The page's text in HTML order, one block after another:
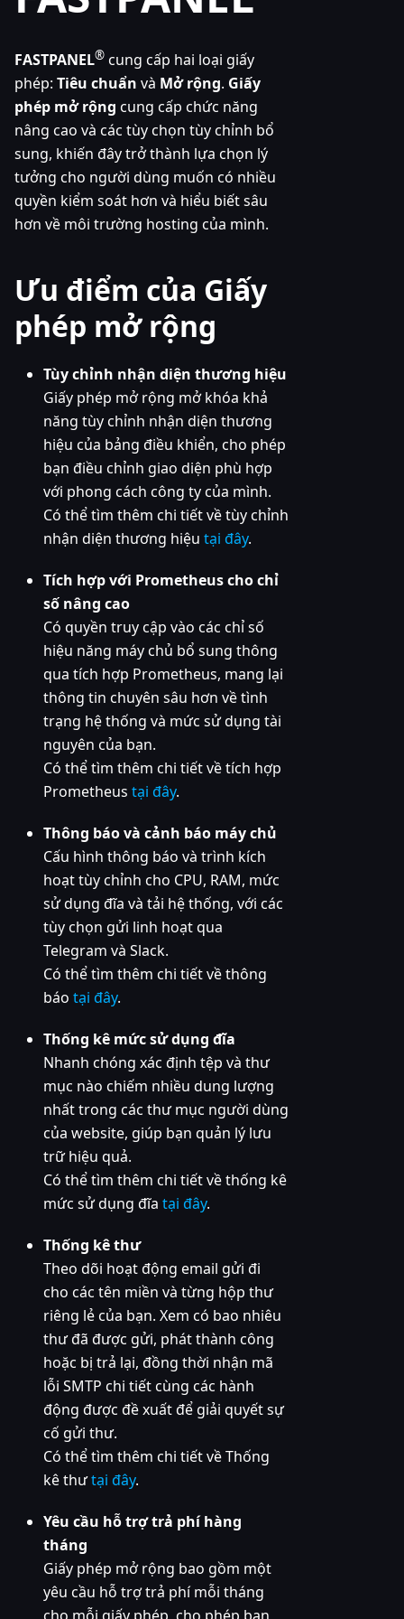
FASTPANEL® cung cấp hai loại giấy
phép: Tiêu chuẩn và Mở rộng. Giấy
phép mở rộng cung cấp chức năng
nâng cao và các tùy chọn tùy chỉnh bổ
sung, khiến đây trở thành lựa chọn lý
tưởng cho người dùng muốn có nhiều
quyền kiểm soát hơn và hiểu biết sâu
hơn về môi trường hosting của mình.
Ưu điểm của Giấy
phép mở rộng
Tùy chỉnh nhận diện thương hiệu
Giấy phép mở rộng mở khóa khả
năng tùy chỉnh nhận diện thương
hiệu của bảng điều khiển, cho phép
bạn điều chỉnh giao diện phù hợp
với phong cách công ty của mình.
Có thể tìm thêm chi tiết về tùy chỉnh
nhận diện thương hiệu tại đây.
Tích hợp với Prometheus cho chỉ
số nâng cao
Có quyền truy cập vào các chỉ số
hiệu năng máy chủ bổ sung thông
qua tích hợp Prometheus, mang lại
thông tin chuyên sâu hơn về tình
trạng hệ thống và mức sử dụng tài
nguyên của bạn.
Có thể tìm thêm chi tiết về tích hợp
Prometheus tại đây.
Thông báo và cảnh báo máy chủ
Cấu hình thông báo và trình kích
hoạt tùy chỉnh cho CPU, RAM, mức
sử dụng đĩa và tải hệ thống, với các
tùy chọn gửi linh hoạt qua
Telegram và Slack.
Có thể tìm thêm chi tiết về thông
báo tại đây.
Thống kê mức sử dụng đĩa
Nhanh chóng xác định tệp và thư
mục nào chiếm nhiều dung lượng
nhất trong các thư mục người dùng
của website, giúp bạn quản lý lưu
trữ hiệu quả.
Có thể tìm thêm chi tiết về thống kê
mức sử dụng đĩa tại đây.
Thống kê thư
Theo dõi hoạt động email gửi đi
cho các tên miền và từng hộp thư
riêng lẻ của bạn. Xem có bao nhiêu
thư đã được gửi, phát thành công
hoặc bị trả lại, đồng thời nhận mã
lỗi SMTP chi tiết cùng các hành
động được đề xuất để giải quyết sự
cố gửi thư.
Có thể tìm thêm chi tiết về Thống
kê thưtại đây.
Yêu cầu hỗ trợ trả phí hàng
tháng
Giấy phép mở rộng bao gồm một
yêu cầu hỗ trợ trả phí mỗi tháng